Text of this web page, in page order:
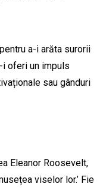
a-i arăta surorii
oferi un impuls
sau gânduri
Eleanor Roosevelt,
viselor lor.’ Fie